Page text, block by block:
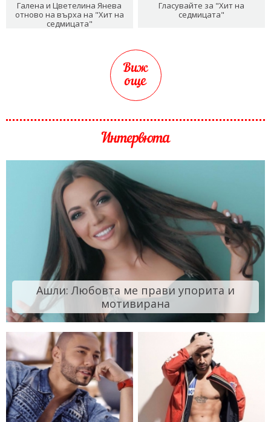
Галена и Цветелина Янева
отново на върха на "Хит на
седмицата"
Гласувайте за "Хит на
седмицата"
Виж
още
Интервюта
Ашли: Любовта ме прави упорита и
мотивирана